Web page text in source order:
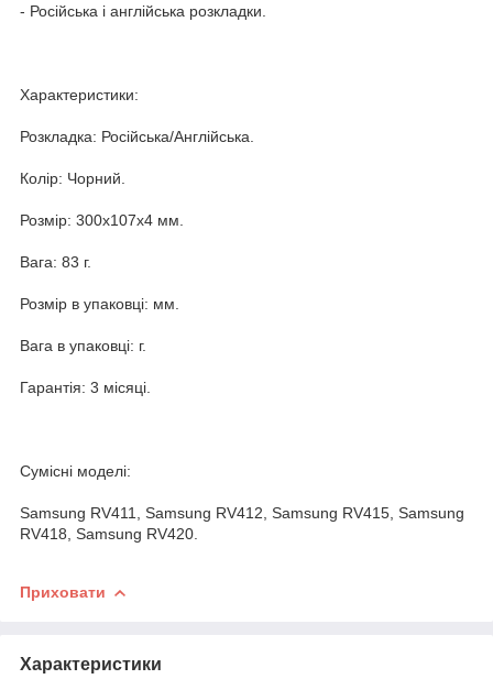
- Російська і англійська розкладки.
Характеристики:
Розкладка: Російська/Англійська.
Колір: Чорний.
Розмір: 300x107x4 мм.
Вага: 83 г.
Розмір в упаковці: мм.
Вага в упаковці: г.
Гарантія: 3 місяці.
Сумісні моделі:
Samsung RV411, Samsung RV412, Samsung RV415, Samsung
RV418, Samsung RV420.
Приховати
Характеристики